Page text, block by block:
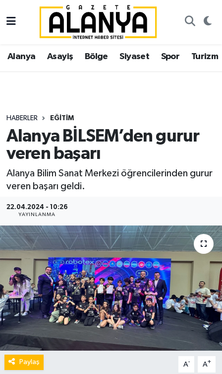
Alanya Asayiş Bölge Siyaset Spor Turizm
HABERLER EĞITIM
Alanya BİLSEM’den gurur
veren başarı
Alanya Bilim Sanat Merkezi öğrencilerinden gurur
veren başarı geldi.
22.04.2024 - 10:26
YAYINLANMA
Paylaş A- A+
Alanya
Asayiş
Siyaset
Spor
Ekonomi
Gazipaşa
İstanbul Nöbetçi Eczaneler
İstanbul Hava Durumu
Süper Lig Puan Durumu ve Fikstür
Tüm Manşetler
Son Dakika Haberleri
Haber Arşivi